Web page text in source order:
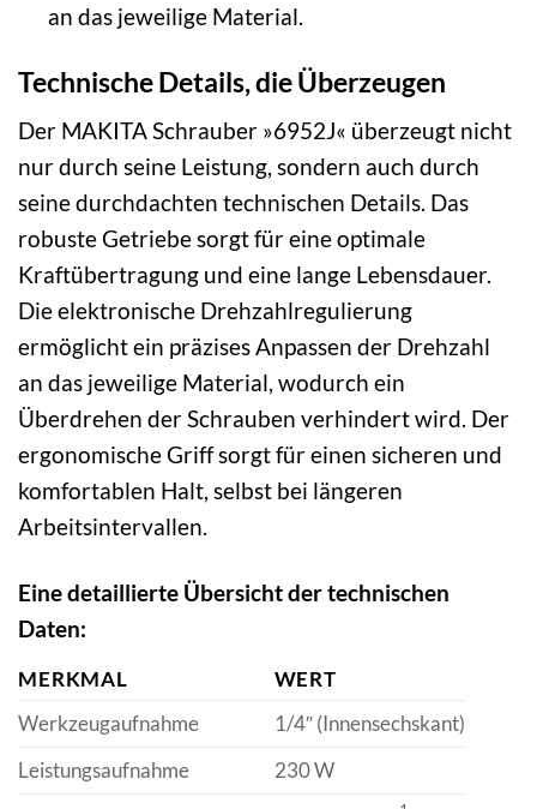
an das jeweilige Material.
Technische Details, die Überzeugen
Der MAKITA Schrauber »6952J« überzeugt nicht
nur durch seine Leistung, sondern auch durch
seine durchdachten technischen Details. Das
robuste Getriebe sorgt für eine optimale
Kraftübertragung und eine lange Lebensdauer.
Die elektronische Drehzahlregulierung
ermöglicht ein präzises Anpassen der Drehzahl
an das jeweilige Material, wodurch ein
Überdrehen der Schrauben verhindert wird. Der
ergonomische Griff sorgt für einen sicheren und
komfortablen Halt, selbst bei längeren
Arbeitsintervallen.
Eine detaillierte Übersicht der technischen
Daten:
MERKMAL
WERT
Werkzeugaufnahme
1/4″ (Innensechskant)
Leistungsaufnahme
230 W